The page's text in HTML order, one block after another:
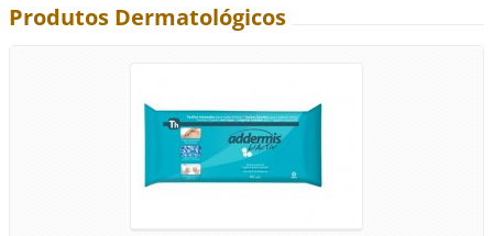
Produtos Dermatológicos